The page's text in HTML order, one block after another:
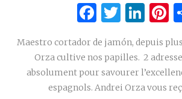
Facebook
Maestro cortador de jamón, depuis plus
Orza cultive nos papilles. 2
absolument pour savourer
espagnols. Andrei Orza vous